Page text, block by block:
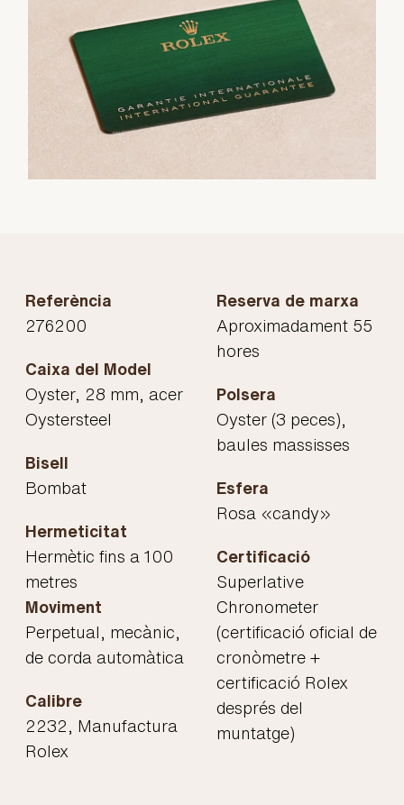
Referència
276200
Caixa del Model
Oyster, 28 mm, acer
Oystersteel
Bisell
Bombat
Hermeticitat
Hermètic fins a 100
metres
Moviment
Perpetual, mecànic,
de corda automàtica
Calibre
2232, Manufactura
Rolex
Reserva de marxa
Aproximadament 55
hores
Polsera
Oyster (3 peces),
baules massisses
Esfera
Rosa «candy»
Certificació
Superlative
Chronometer
(certificació oficial de
cronòmetre +
certificació Rolex
després del
muntatge)